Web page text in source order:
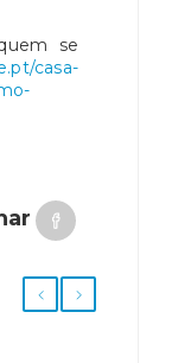
se
casa-